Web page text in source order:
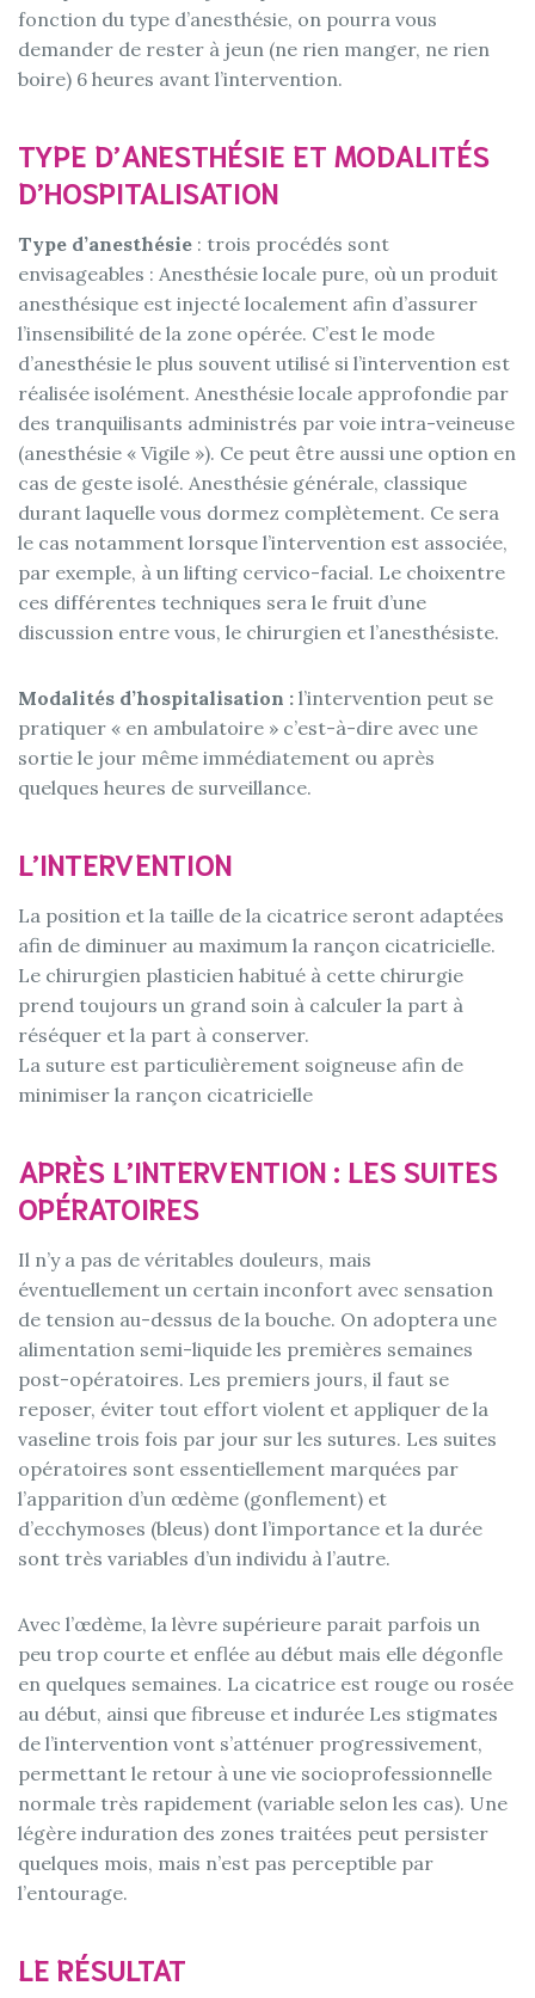
fonction du type d’anesthésie, on pourra vous
demander de rester à jeun (ne rien manger, ne rien
boire) 6 heures avant l’intervention.
TYPE D’ANESTHÉSIE ET MODALITÉS
D’HOSPITALISATION
Type d’anesthésie : trois procédés sont
envisageables : Anesthésie locale pure, où un produit
anesthésique est injecté localement afin d’assurer
l’insensibilité de la zone opérée. C’est le mode
d’anesthésie le plus souvent utilisé si l’intervention est
réalisée isolément. Anesthésie locale approfondie par
des tranquilisants administrés par voie intra-veineuse
(anesthésie « Vigile »). Ce peut être aussi une option en
cas de geste isolé. Anesthésie générale, classique
durant laquelle vous dormez complètement. Ce sera
le cas notamment lorsque l’intervention est associée,
par exemple, à un lifting cervico-facial. Le choixentre
ces différentes techniques sera le fruit d’une
discussion entre vous, le chirurgien et l’anesthésiste.
Modalités d’hospitalisation : l’intervention peut se
pratiquer « en ambulatoire » c’est-à-dire avec une
sortie le jour même immédiatement ou après
quelques heures de surveillance.
L’INTERVENTION
La position et la taille de la cicatrice seront adaptées
afin de diminuer au maximum la rançon cicatricielle.
Le chirurgien plasticien habitué à cette chirurgie
prend toujours un grand soin à calculer la part à
réséquer et la part à conserver.
La suture est particulièrement soigneuse afin de
minimiser la rançon cicatricielle
APRÈS L’INTERVENTION : LES SUITES
OPÉRATOIRES
Il n’y a pas de véritables douleurs, mais
éventuellement un certain inconfort avec sensation
de tension au-dessus de la bouche. On adoptera une
alimentation semi-liquide les premières semaines
post-opératoires. Les premiers jours, il faut se
reposer, éviter tout effort violent et appliquer de la
vaseline trois fois par jour sur les sutures. Les suites
opératoires sont essentiellement marquées par
l’apparition d’un œdème (gonflement) et
d’ecchymoses (bleus) dont l’importance et la durée
sont très variables d’un individu à l’autre.
Avec l’œdème, la lèvre supérieure parait parfois un
peu trop courte et enflée au début mais elle dégonfle
en quelques semaines. La cicatrice est rouge ou rosée
au début, ainsi que fibreuse et indurée Les stigmates
de l’intervention vont s’atténuer progressivement,
permettant le retour à une vie socioprofessionnelle
normale très rapidement (variable selon les cas). Une
légère induration des zones traitées peut persister
quelques mois, mais n’est pas perceptible par
l’entourage.
LE RÉSULTAT